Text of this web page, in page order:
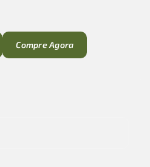
Compre Agora